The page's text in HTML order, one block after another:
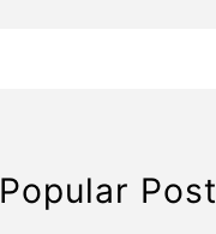
P
Popular Post